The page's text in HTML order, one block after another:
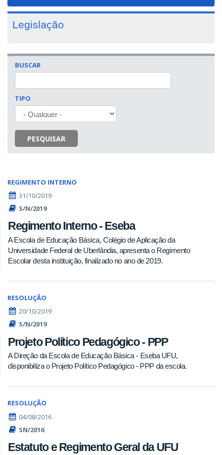
Legislação
BUSCAR
TIPO
PESQUISAR
REGIMENTO INTERNO
31/10/2019
S/N/2019
Regimento Interno - Eseba
A Escola de Educação Básica, Colégio de Aplicação da
Universidade Federal de Uberlândia, apresenta o Regimento
Escolar desta instituição, finalizado no ano de 2019.
RESOLUÇÃO
20/10/2019
S/N/2019
Projeto Político Pedagógico - PPP
A Direção da Escola de Educação Básica - Eseba UFU,
disponibiliza o Projeto Político Pedagógico - PPP da escola.
RESOLUÇÃO
04/08/2016
SN/2016
Estatuto e Regimento Geral da UFU